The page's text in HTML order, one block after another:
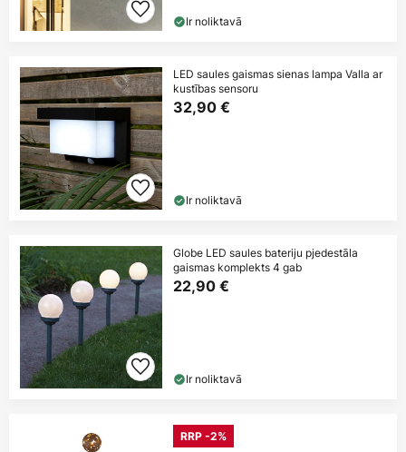
Ir noliktavā
LED saules gaismas sienas lampa Valla ar
kustības sensoru
32,90 €
Ir noliktavā
Globe LED saules bateriju pjedestāla
gaismas komplekts 4 gab
22,90 €
Ir noliktavā
RRP -2%